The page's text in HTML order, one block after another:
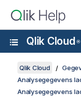
Qlik Cloud ®
Qlik Cloud
Analysegegevens
Analysegegevens